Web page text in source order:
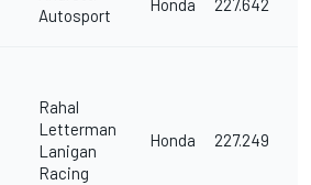
Autosport
Honda 227.642
Rahal
Letterman
Lanigan
Racing
Honda 227.249